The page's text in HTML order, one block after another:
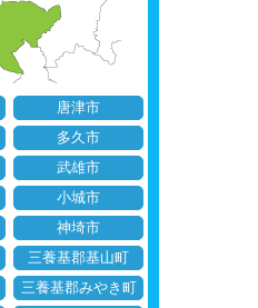
唐津市
多久市
武雄市
小城市
神埼市
三養基郡基山町
三養基郡みやき町